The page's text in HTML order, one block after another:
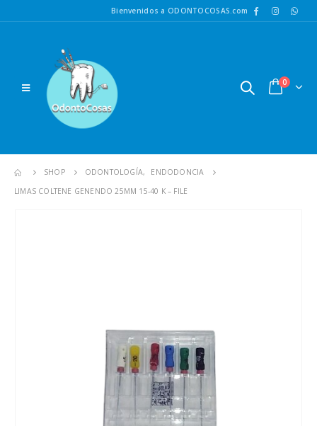
Bienvenidos a ODONTOCOSAS.com
0
SHOP ODONTOLOGÍA,
ENDODONCIA
LIMAS COLTENE GENENDO 25MM 15-40 K – FILE